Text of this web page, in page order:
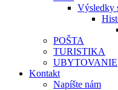
Výsledky
POŠTA
TURISTIKA
UBYTOVANIE
Kontakt
Napíšte nám